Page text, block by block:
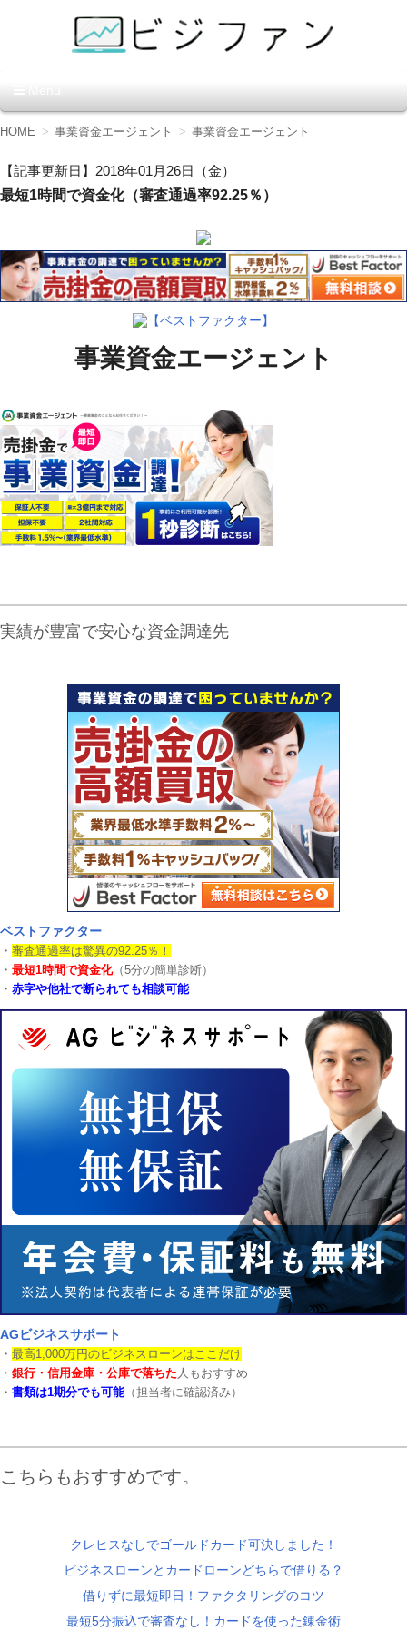
ン】
コ
テ
ン
ツ
動
HOME 事業資金エージェント 事業資金エージェント
【記事更新日】2018年01月26日（金）
最短1時間で資金化（審査通過率92.25％）
【ベストファクター】
事業資金エージェント
実績が豊富で安心な資金調達先
ベストファクター
・ 審査通過率は驚異の92.25％！
・ 最短1時間で資金化（5分の簡単診断）
・ 赤字や他社で断られても相談可能
AGビジネスサポート
・ 最高1,000万円のビジネスローンはここだけ
・ 銀行・信用金庫・公庫で落ちた 人もおすすめ
・ 書類は1期分でも可能 （担当者に確認済み）
こちらもおすすめです。
クレヒスなしでゴールドカード可決しました！
ビジネスローンとカードローンどちらで借りる？
借りずに最短即日！ファクタリングのコツ
最短5分振込で審査なし！カードを使った錬金術